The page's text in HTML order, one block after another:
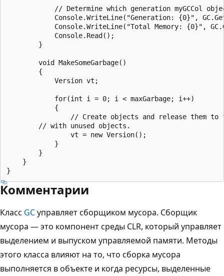
// Determine which generation myGCCol
Console.WriteLine("Generation: {0}",
Console.WriteLine("Total Memory: {0}",
            Console.Read();
        }
        void MakeSomeGarbage()
        {
            Version vt;
            for(int i = 0; i < maxGarbage; i++)
            {
// Create objects and release them to
        // with unused objects.
                vt = new Version();
            }
        }
    }
Комментарии
Класс GCуправляет сборщиком мусора. Сборщик
мусора — это компонент среды CLR, который управляет
выделением и выпуском управляемой памяти. Методы
этого класса влияют на то, что сборка мусора
выполняется в объекте и когда ресурсы, выделенные